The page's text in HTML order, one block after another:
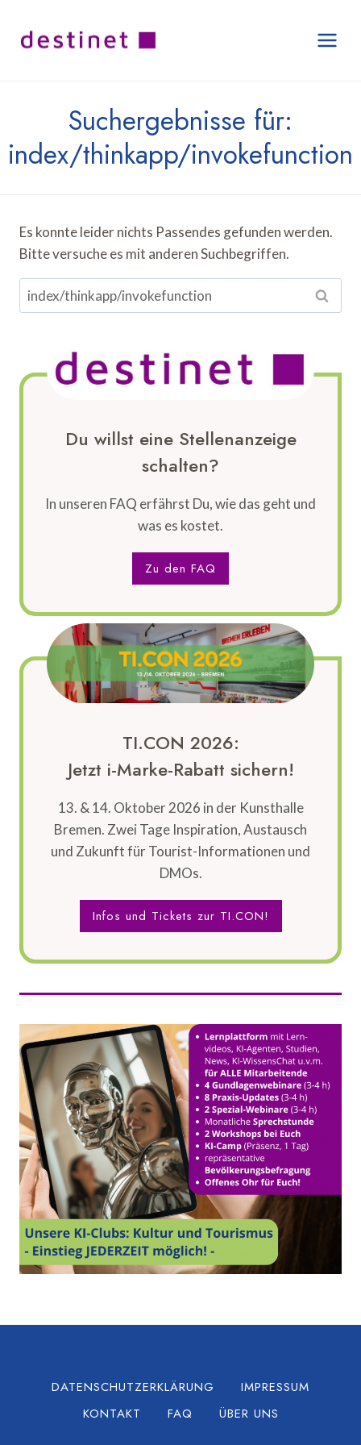
Inhalt
springen
Suchergebnisse für:
index/thinkapp/invokefunction
Es konnte leider nichts Passendes gefunden werden.
Bitte versuche es mit anderen Suchbegriffen.
Suchen
nach:
Du willst eine Stellenanzeige
schalten?
In unseren FAQ erfährst Du, wie das geht und
was es kostet.
Zu den FAQ
TI.CON 2026:
Jetzt i-Marke-Rabatt sichern!
13. & 14. Oktober 2026 in der Kunsthalle
Bremen. Zwei Tage Inspiration, Austausch
und Zukunft für Tourist-Informationen und
DMOs.
Infos und Tickets zur TI.CON!
DATENSCHUTZERKLÄRUNG
IMPRESSUM
KONTAKT
FAQ ÜBER UNS